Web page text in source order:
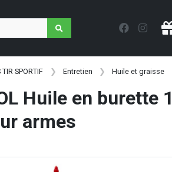
TIR SPORTIF Entretien Huile et graisse
Huile en
armes